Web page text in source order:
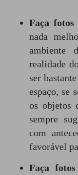
Faça
nada
ambiente
realidade
ser
espaço, se
os objetos
sempre
com
favorável
Faça